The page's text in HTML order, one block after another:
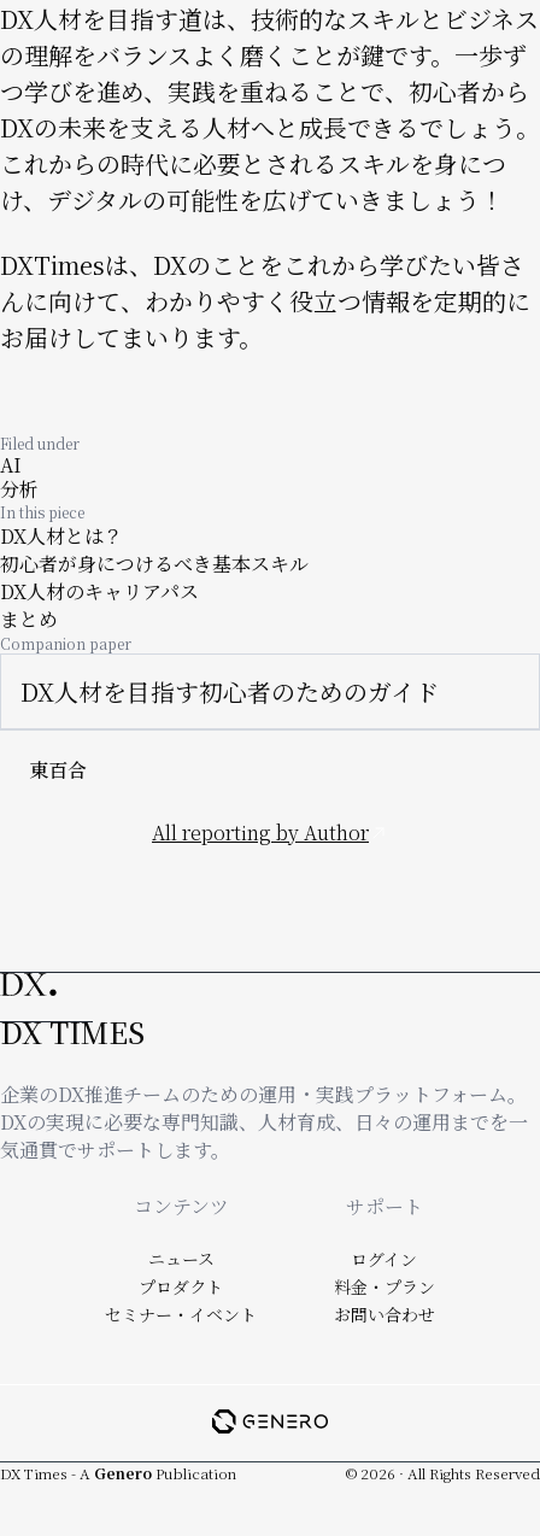
Filed under
AI
分析
In this piece
DX人材とは？
初心者が身につけるべき基本スキル
DX人材のキャリアパス
まとめ
Companion paper
DX人材を目指す初心者のためのガイド
DX人材を目指す道は、技術的なスキルとビジネス
の理解をバランスよく磨くことが鍵です。一歩ず
つ学びを進め、実践を重ねることで、初心者から
DXの未来を支える人材へと成長できるでしょう。
これからの時代に必要とされるスキルを身につ
け、デジタルの可能性を広げていきましょう！
DXTimesは、DXのことをこれから学びたい皆さ
んに向けて、わかりやすく役立つ情報を定期的に
お届けしてまいります。
東百合
All reporting by Author
DX TIMES
企業のDX推進チームのための運用・実践プラットフォーム。
DXの実現に必要な専門知識、人材育成、日々の運用までを一
気通貫でサポートします。
コンテンツ
ニュース
プロダクト
セミナー・イベント
サポート
ログイン
料金・プラン
お問い合わせ
DX Times - A Genero Publication © 2026 · All Rights Reserved